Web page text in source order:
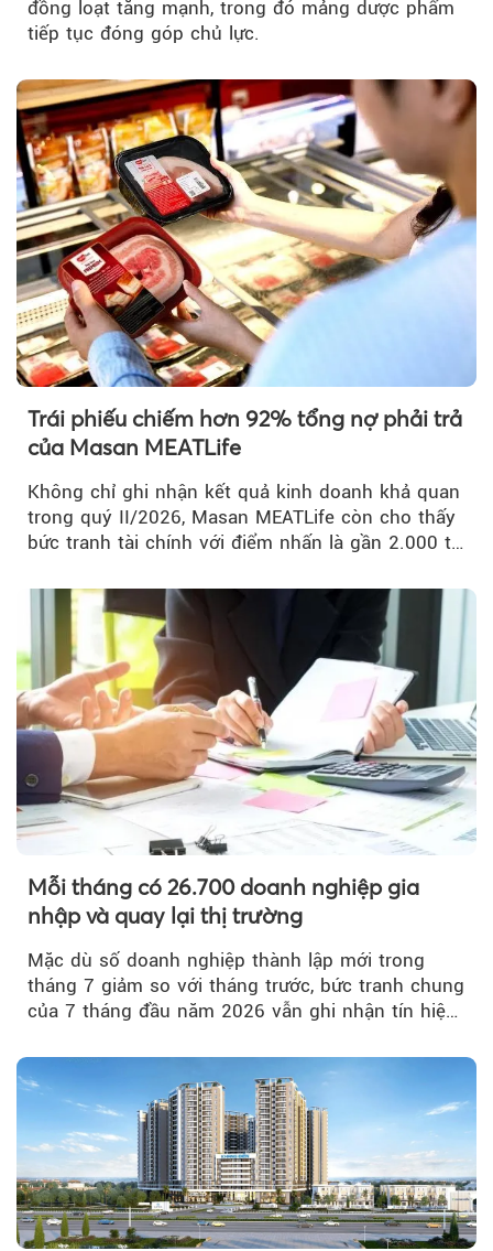
đồng loạt tăng mạnh, trong đó mảng dược phẩm
tiếp tục đóng góp chủ lực.
Trái phiếu chiếm hơn 92% tổng nợ phải trả
của Masan MEATLife
Không chỉ ghi nhận kết quả kinh doanh khả quan
trong quý II/2026, Masan MEATLife còn cho thấy
bức tranh tài chính với điểm nhấn là gần 2.000 tỷ
Mỗi tháng có 26.700 doanh nghiệp gia
nhập và quay lại thị trường
Mặc dù số doanh nghiệp thành lập mới trong
tháng 7 giảm so với tháng trước, bức tranh chung
của 7 tháng đầu năm 2026 vẫn ghi nhận tín hiệu